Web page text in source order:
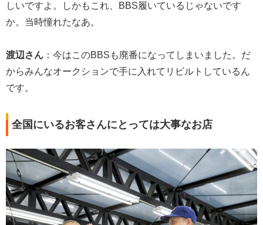
しいですよ。しかもこれ、BBS履いているじゃないです
か。当時憧れたなあ。
渡辺さん ：今はこのBBSも廃番になってしまいました。だ
からみんなオークションで手に入れてリビルトしているん
です。
全国にいるお客さんにとっては大事なお店